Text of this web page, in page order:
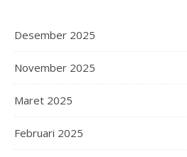
Desember 2025
November 2025
Maret 2025
Februari 2025